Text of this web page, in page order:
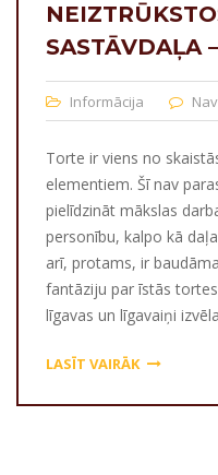
SASTĀVDAĻA
Informācija
Torte ir viens no
elementiem. Šī nav
pielīdzināt mākslas
personību, kalpo kā
arī, protams, ir
fantāziju par īstās
līgavas un līgavaiņi
LASĪT VAIRĀK